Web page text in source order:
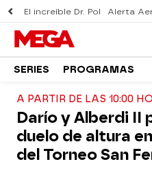
El increíble Dr. Pol Alerta
SERIES PROGRAMAS
A PARTIR DE LAS 10:00
Darío y Alberdi II
duelo de altura
del Torneo San